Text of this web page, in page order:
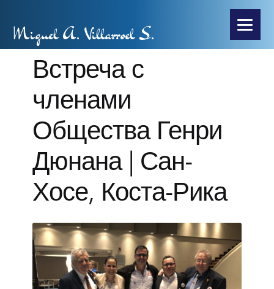
Miguel A. Villarroel S.
Встреча с
членами
Общества Генри
Дюнана | Сан-
Хосе, Коста-Рика